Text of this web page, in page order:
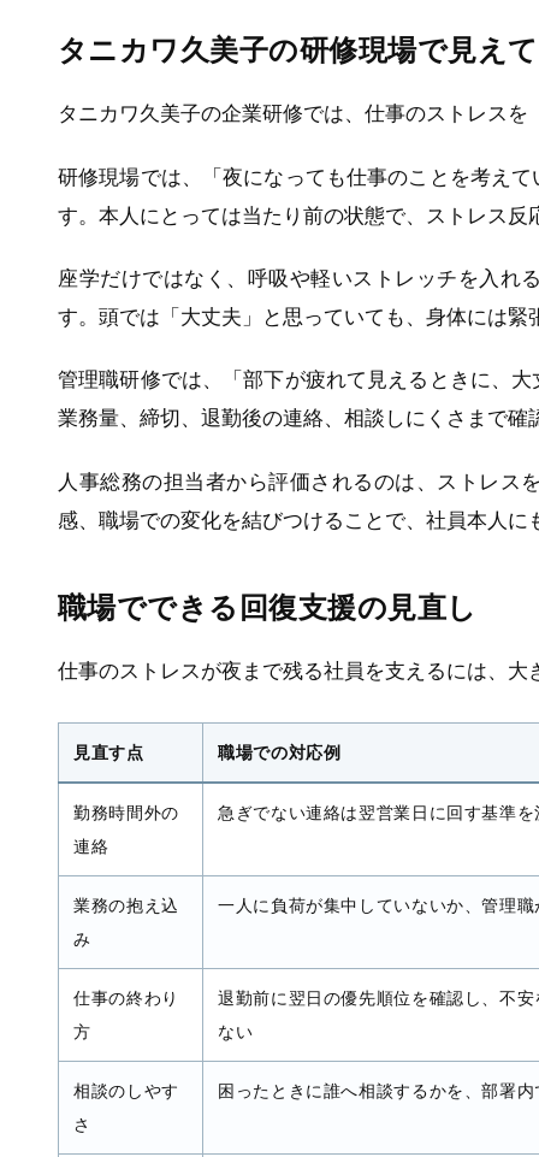
タニカワ久美子の研修現場で見え
タニカワ久美子の企業研修では、仕事のストレス
研修現場では、「夜になっても仕事のことを考え
す。本人にとっては当たり前の状態で、ストレス
座学だけではなく、呼吸や軽いストレッチを入れ
す。頭では「大丈夫」と思っていても、身体には緊
管理職研修では、「部下が疲れて見えるときに、
業務量、締切、退勤後の連絡、相談しにくさまで確
人事総務の担当者から評価されるのは、ストレス
感、職場での変化を結びつけることで、社員本人
職場でできる回復支援の見直し
仕事のストレスが夜まで残る社員を支えるには、
見直す点 職場での対応例
勤務時間外の
連絡
急ぎでない連絡は翌営業日に回す基準を
業務の抱え込
み
一人に負荷が集中していないか、管理
仕事の終わり
方
退勤前に翌日の優先順位を確認し、不
ない
相談のしやす
さ
困ったときに誰へ相談するかを、部署